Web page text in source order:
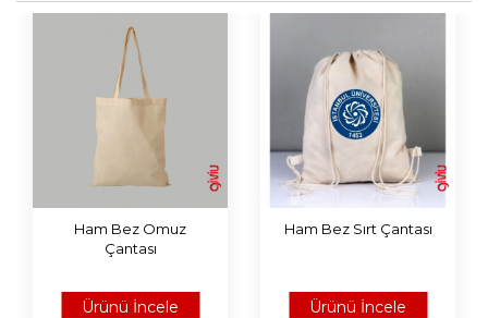
Ham Bez Omuz
Çantası
Ürünü İncele
Ham Bez Sırt Çantası
Ürünü İncele